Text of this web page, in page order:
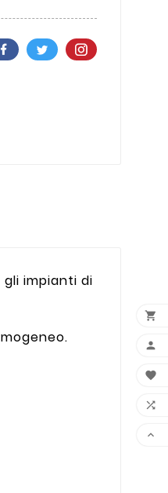
impianti di




